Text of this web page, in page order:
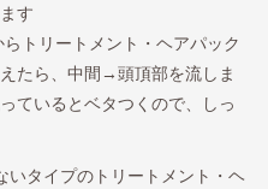
す
トリートメント・ヘアパック
たら、中間→頭頂部を流しま
ているとベタつくので、しっ
タイプのトリートメント・ヘ